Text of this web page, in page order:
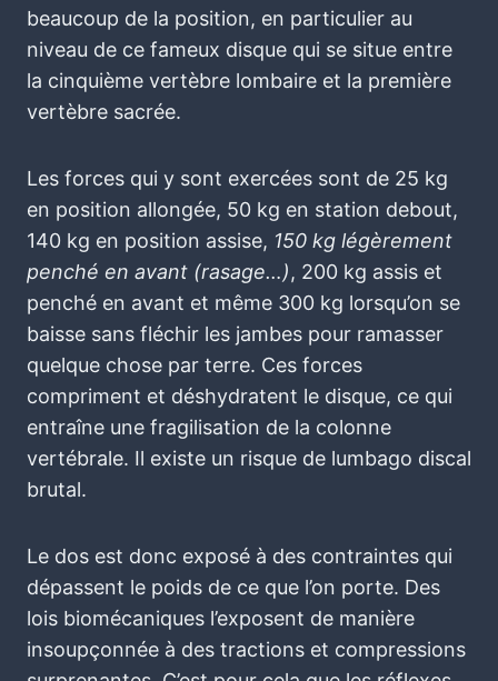
beaucoup de la position, en particulier au
niveau de ce fameux disque qui se situe entre
la cinquième vertèbre lombaire et la première
vertèbre sacrée.
Les forces qui y sont exercées sont de 25 kg
en position allongée, 50 kg en station debout,
140 kg en position assise, 150 kg légèrement
penché en avant (rasage…), 200 kg assis et
penché en avant et même 300 kg lorsqu’on se
baisse sans fléchir les jambes pour ramasser
quelque chose par terre. Ces forces
compriment et déshydratent le disque, ce qui
entraîne une fragilisation de la colonne
vertébrale. Il existe un risque de lumbago discal
brutal.
Le dos est donc exposé à des contraintes qui
dépassent le poids de ce que l’on porte. Des
lois biomécaniques l’exposent de manière
insoupçonnée à des tractions et compressions